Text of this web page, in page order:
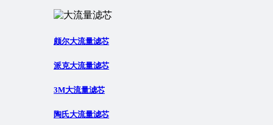
颇尔大流量滤芯
派克大流量滤芯
3M大流量滤芯
陶氏大流量滤芯